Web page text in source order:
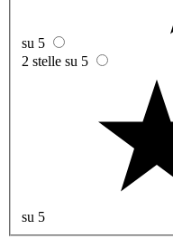
su 5
2 stelle su 5
su 5